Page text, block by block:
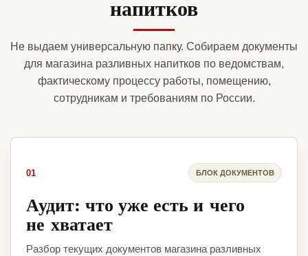
напитков
Не выдаем универсальную папку. Собираем документы
для магазина разливных напитков по ведомствам,
фактическому процессу работы, помещению,
сотрудникам и требованиям по России.
01 БЛОК ДОКУМЕНТОВ
Аудит: что уже есть и чего
не хватает
Разбор текущих документов магазина разливных